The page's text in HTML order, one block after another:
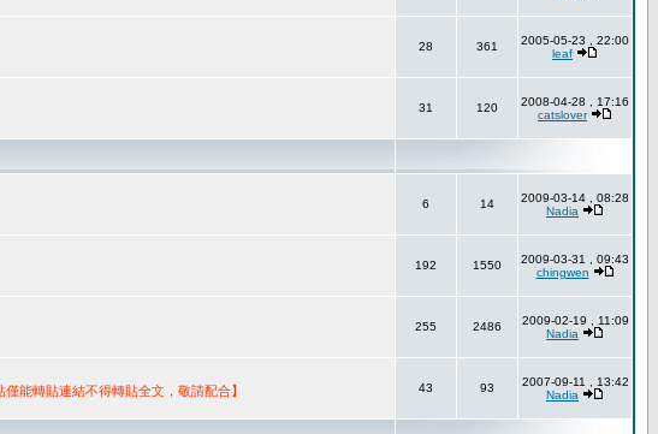
28 361
2005-05-23 , 22:00
leaf
31 120
2008-04-28 , 17:16
catslover
6 14
2009-03-14 , 08:28
Nadia
192 1550
2009-03-31 , 09:43
chingwen
255 2486
2009-02-19 , 11:09
Nadia
能轉貼連結不得轉貼全文，敬請配合】 43 93
2007-09-11 , 13:42
Nadia